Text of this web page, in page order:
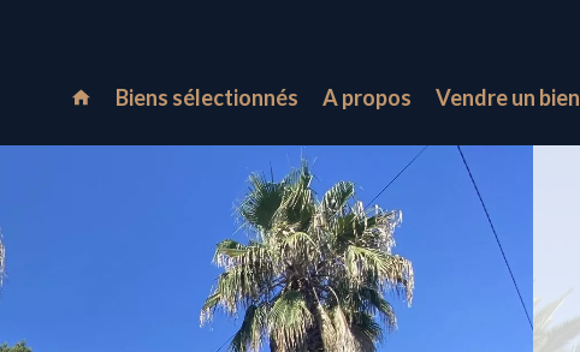
Biens sélectionnés A propos Vendre un bien